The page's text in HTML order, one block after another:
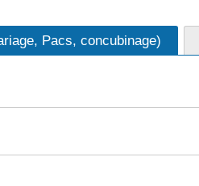
Pacs, concubinage)